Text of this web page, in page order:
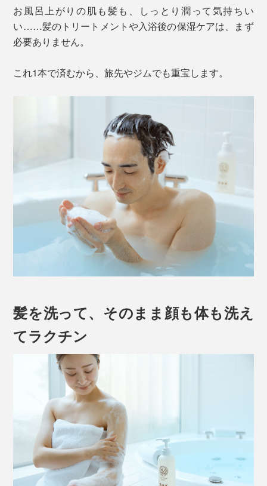
お風呂上がりの肌も髪も、しっとり潤って気持ちい
い……髪のトリートメントや入浴後の保湿ケアは、まず
必要ありません。
これ1本で済むから、旅先やジムでも重宝します。
髪を洗って、そのまま顔も体も洗え
てラクチン